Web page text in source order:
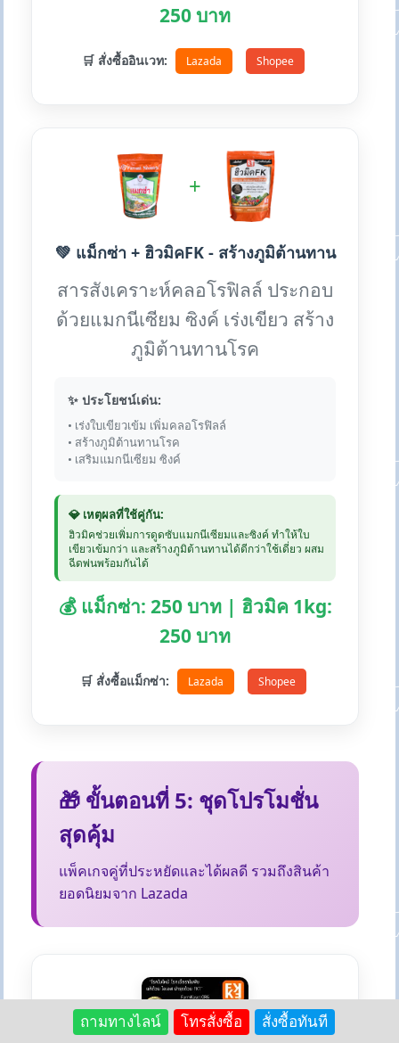
250 บาท
🛒 สั่งซื้ออินเวท: Lazada Shopee
+
💚 แม็กซ่า + ฮิวมิคFK - สร้างภูมิต้านทาน
สารสังเคราะห์คลอโรฟิลล์ ประกอบ
ด้วยแมกนีเซียม ซิงค์ เร่งเขียว สร้าง
ภูมิต้านทานโรค
✨ ประโยชน์เด่น:
• เร่งใบเขียวเข้ม เพิ่มคลอโรฟิลล์
• สร้างภูมิต้านทานโรค
• เสริมแมกนีเซียม ซิงค์
💎 เหตุผลที่ใช้คู่กัน:
ฮิวมิคช่วยเพิ่มการดูดซับแมกนีเซียมและซิงค์ ทำให้ใบ
เขียวเข้มกว่า และสร้างภูมิต้านทานได้ดีกว่าใช้เดี่ยว ผสม
ฉีดพ่นพร้อมกันได้
💰 แม็กซ่า: 250 บาท | ฮิวมิค 1kg:
250 บาท
🛒 สั่งซื้อแม็กซ่า: Lazada Shopee
🎁 ขั้นตอนที่ 5: ชุดโปรโมชั่น
สุดคุ้ม
แพ็คเกจคู่ที่ประหยัดและได้ผลดี รวมถึงสินค้า
ยอดนิยมจาก Lazada
ถามทางไลน์ โทรสั่งซื้อ สั่งซื้อทันที